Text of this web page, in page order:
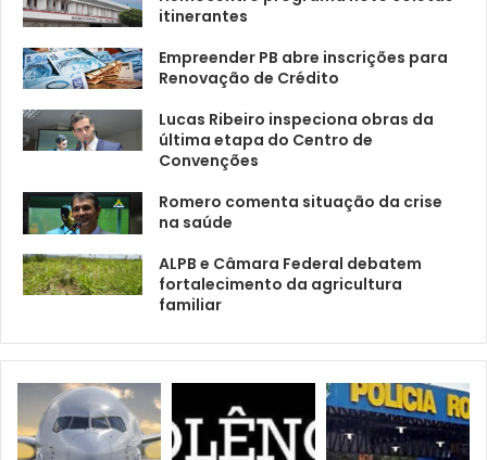
itinerantes
Empreender PB abre inscrições para
Renovação de Crédito
Lucas Ribeiro inspeciona obras da
última etapa do Centro de
Convenções
Romero comenta situação da crise
na saúde
ALPB e Câmara Federal debatem
fortalecimento da agricultura
familiar